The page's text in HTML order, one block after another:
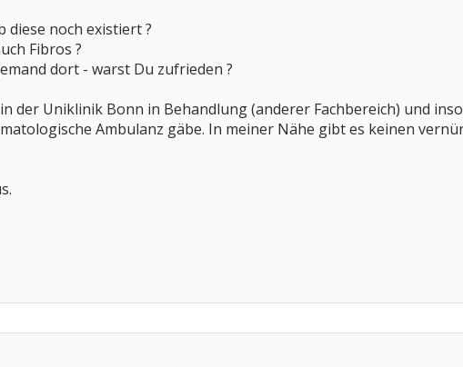
diese noch existiert ?
Fibros ?
dort - warst Du zufrieden ?
der Uniklinik Bonn in Behandlung (anderer Fachbereich) und
Ambulanz gäbe. In meiner Nähe gibt es keinen